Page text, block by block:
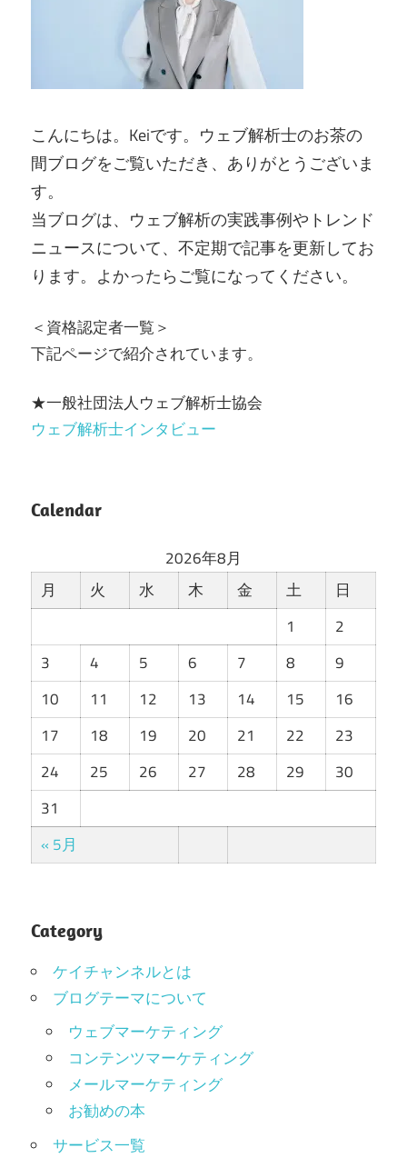
こんにちは。Keiです。ウェブ解析士のお茶の
間ブログをご覧いただき、ありがとうございま
す。
当ブログは、ウェブ解析の実践事例やトレンド
ニュースについて、不定期で記事を更新してお
ります。よかったらご覧になってください。
＜資格認定者一覧＞
下記ページで紹介されています。
★一般社団法人ウェブ解析士協会
ウェブ解析士インタビュー
Calendar
2026年8月
月
火 水 木 金 土 日
« 5月
1
2
3
4 5 6 7 8
9
10
11 12 13 14 15
16
17
18 19 20 21 22
23
24
25 26 27 28 29
30
31
Category
ケイチャンネルとは
ブログテーマについて
ウェブマーケティング
コンテンツマーケティング
メールマーケティング
お勧めの本
サービス一覧